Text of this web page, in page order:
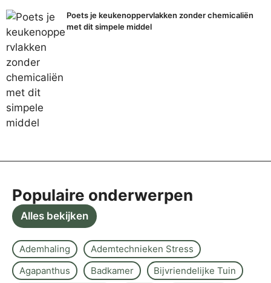
Poets je keukenoppervlakken zonder chemicaliën
met dit simpele middel
Populaire onderwerpen
Alles bekijken
Ademhaling
Ademtechnieken Stress
Agapanthus
Badkamer
Bijvriendelijke Tuin